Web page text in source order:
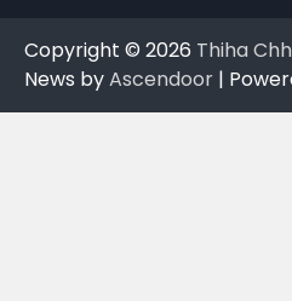
Copyright © 2026 Thiha
News byAscendoor |